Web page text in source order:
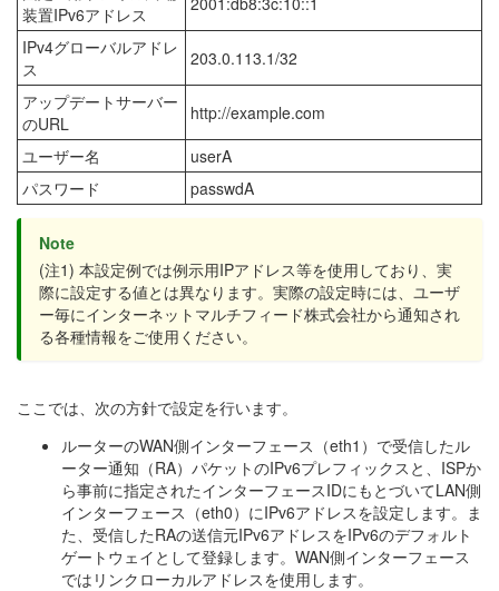
装置IPv6アドレス
IPv4グローバルアドレ
ス
203.0.113.1/32
アップデートサーバー
のURL
http://example.com
ユーザー名
userA
パスワード
passwdA
Note
(注1) 本設定例では例示用IPアドレス等を使用しており、実
際に設定する値とは異なります。実際の設定時には、ユーザ
ー毎にインターネットマルチフィード株式会社から通知され
る各種情報をご使用ください。
ここでは、次の方針で設定を行います。
ルーターのWAN側インターフェース（eth1）で受信したル
ーター通知（RA）パケットのIPv6プレフィックスと、ISPか
ら事前に指定されたインターフェースIDにもとづいてLAN側
インターフェース（eth0）にIPv6アドレスを設定します。ま
た、受信したRAの送信元IPv6アドレスをIPv6のデフォルト
ゲートウェイとして登録します。WAN側インターフェース
ではリンクローカルアドレスを使用します。